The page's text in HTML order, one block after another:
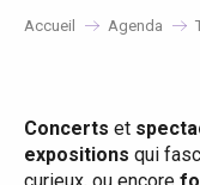
Accueil Agenda
Concerts et
expositions qui